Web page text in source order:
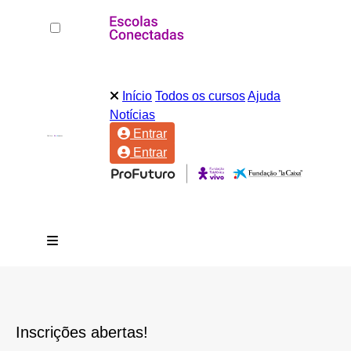
Início Todos os cursosAjuda
Notícias
Entrar
Entrar
Inscrições abertas!